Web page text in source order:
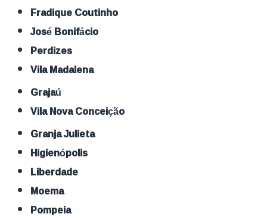
Fradique Coutinho
José Bonifácio
Perdizes
Vila Madalena
Grajaú
Vila Nova Conceição
Granja Julieta
Higienópolis
Liberdade
Moema
Pompeia